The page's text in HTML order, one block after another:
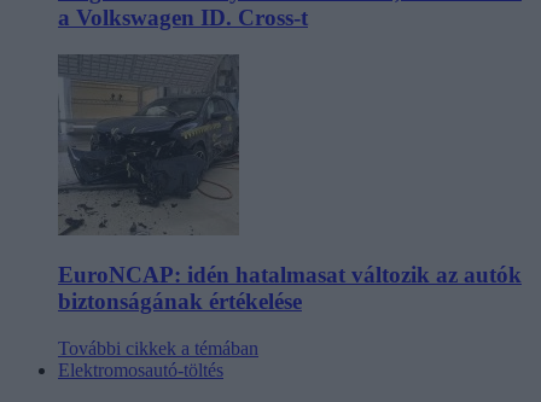
a Volkswagen ID. Cross-t
EuroNCAP: idén hatalmasat változik az autók
biztonságának értékelése
További cikkek a témában
Elektromosautó-töltés